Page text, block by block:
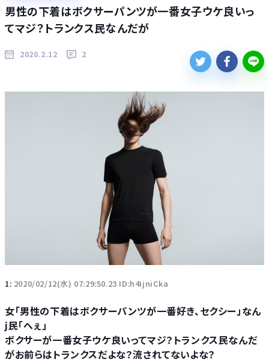
男性の下着はボクサーパンツが一番女子ウケ良いっ
てマジ？トランクス民なんだが
2020.2.12 2
1: 2020/02/12(水) 07:29:50.23 ID:h4IjniCka
女「男性の下着はボクサーパンツが一番好き、セクシー」なん
j民「へぇ」
ボクサーが一番女子ウケ良いってマジ？トランクス民なんだ
がお前らはトランクスだよな？流されてないよな？